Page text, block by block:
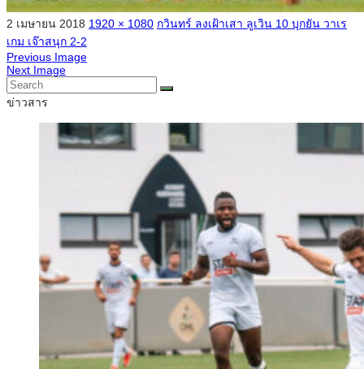
2 เมษายน 2018 1920 × 1080 กวินทร์ ลงเฝ้าเสา ลูเวิน 10 บุกยัน วาเร
เกม เจ๊าสนุก 2-2
Previous Image
Next Image
ข่าวสาร